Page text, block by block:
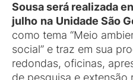
Sousa será realizada
julho na Unidade São
como tema “Meio
social” e traz em sua
redondas, oficinas,
de pesquisa e extensão